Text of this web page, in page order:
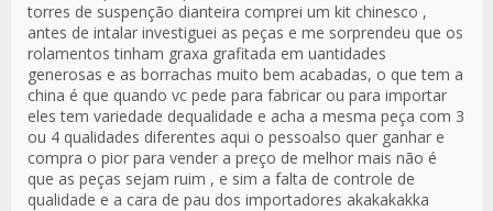
torres de suspenção dianteira comprei um kit chinesco ,
antes de intalar investiguei as peças e me sorprendeu que os
rolamentos tinham graxa grafitada em uantidades
generosas e as borrachas muito bem acabadas, o que tem a
china é que quando vc pede para fabricar ou para importar
eles tem variedade dequalidade e acha a mesma peça com 3
ou 4 qualidades diferentes aqui o pessoalso quer ganhar e
compra o pior para vender a preço de melhor mais não é
que as peças sejam ruim , e sim a falta de controle de
qualidade e a cara de pau dos importadores akakakakka